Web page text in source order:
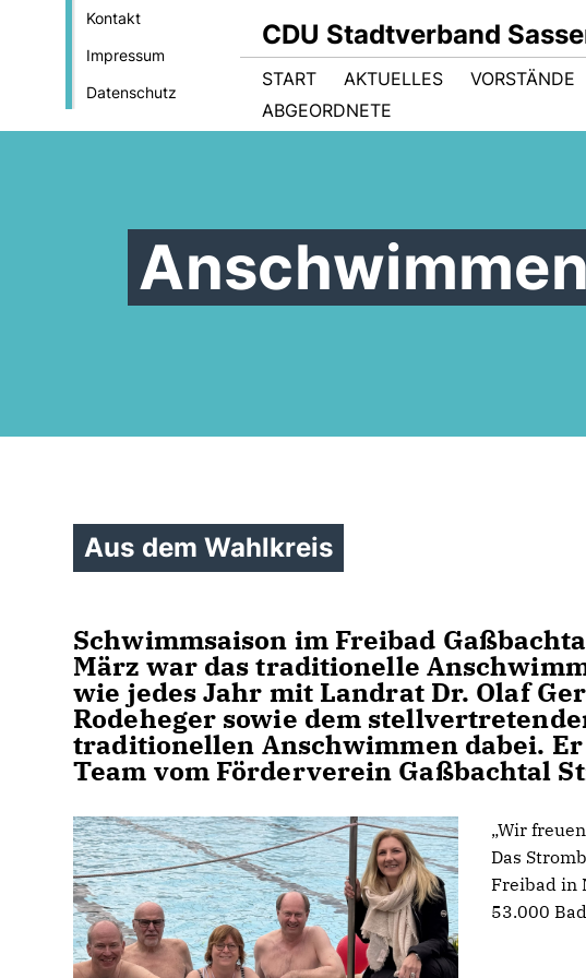
Kontakt
Impressum
Datenschutz
CDU Stadtverband
START AKTUELLES VORSTÄNDE
ABGEORDNETE
Aus dem Wahlkreis
Schwimmsaison im Freibad
März war das traditionelle
wie jedes Jahr mit Landrat Dr. Olaf
Rodeheger sowie dem
traditionellen Anschwimmen dabei.
Team vom Förderverein Gaßbachtal
Wir freuen
Das
Freibad in
53.000